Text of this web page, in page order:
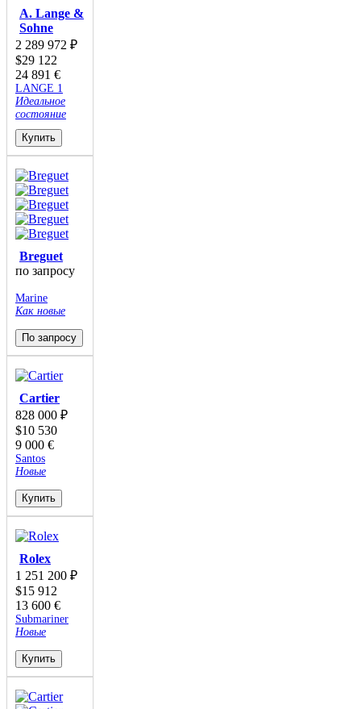
A. Lange &
Sohne
2 289 972 ₽
$29 122
24 891 €
LANGE 1
Идеальное
состояние
Купить
Breguet
по запросу
Marine
Как новые
По запросу
Cartier
828 000 ₽
$10 530
9 000 €
Santos
Новые
Купить
Rolex
1 251 200 ₽
$15 912
13 600 €
Submariner
Новые
Купить